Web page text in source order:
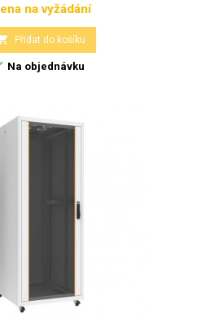
Cena
na vyžádání
Přidat do košíku
Na objednávku